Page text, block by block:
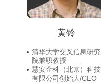
黄铃
清华大学交叉信息研究
院兼职教授
慧安金科（北京）科技
有限公司创始人/CEO